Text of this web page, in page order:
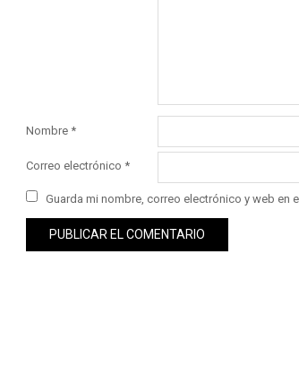
Nombre *
Correo electrónico *
Guarda mi nombre, correo electrónico y web en